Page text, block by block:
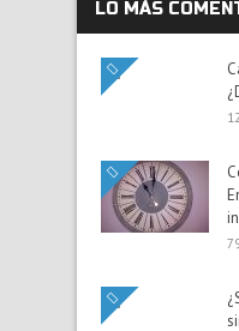
LO MÁS